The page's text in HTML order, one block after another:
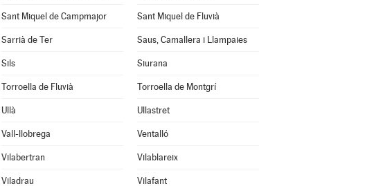
Sant Miquel de Campmajor Sant Miquel de Fluvià
Sarrià de Ter Saus, Camallera i Llampaies
Sils Siurana
Torroella de Fluvià Torroella de Montgrí
Ullà Ullastret
Vall-llobrega Ventalló
Vilabertran Vilablareix
Viladrau Vilafant